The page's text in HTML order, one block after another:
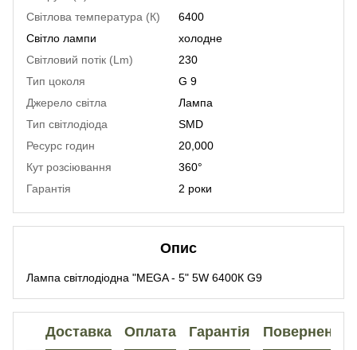
Світлова температура (К)
6400
Світло лампи
холодне
Світловий потік (Lm)
230
Тип цоколя
G 9
Джерело світла
Лампа
Тип світлодіода
SMD
Ресурс годин
20,000
Кут розсіювання
360°
Гарантія
2 роки
Опис
Лампа світлодіодна "MEGA - 5" 5W 6400К G9
Доставка Оплата Гарантія Повернення